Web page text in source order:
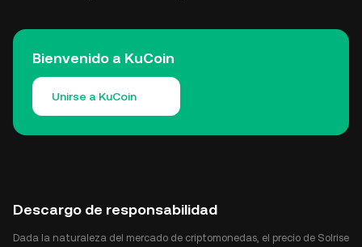
Bienvenido a KuCoin
Unirse a KuCoin
Descargo de responsabilidad
Dada la naturaleza del mercado de criptomonedas, el precio de Solrise